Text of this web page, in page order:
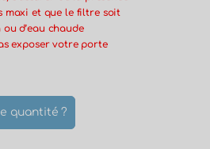
maxi et que le filtre soit
d’eau chaude
exposer votre porte
quantité ?